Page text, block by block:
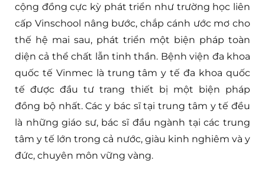
cộng đồng cực kỳ phát triển như trường học liên
cấp Vinschool nâng bước, chắp cánh ước mơ cho
thế hệ mai sau, phát triển một biện pháp toàn
diện cả thể chất lẫn tinh thần. Bệnh viện đa khoa
quốc tế Vinmec là trung tâm y tế đa khoa quốc
tế được đầu tư trang thiết bị một biện pháp
đồng bộ nhất. Các y bác sĩ tại trung tâm y tế đều
là những giáo sư, bác sĩ đầu ngành tại các trung
tâm y tế lớn trong cả nước, giàu kinh nghiêm và y
đức, chuyên môn vững vàng.